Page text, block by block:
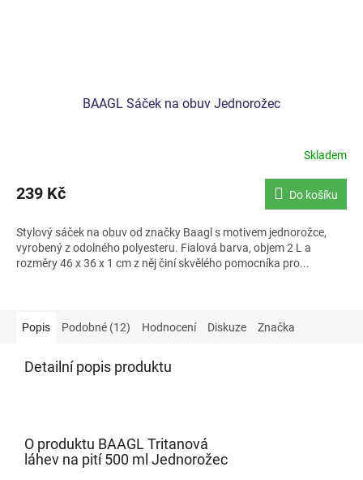
BAAGL Sáček na obuv Jednorožec
Skladem
239 Kč Do košíku
Stylový sáček na obuv od značky Baagl s motivem jednorožce,
vyrobený z odolného polyesteru. Fialová barva, objem 2 L a
rozměry 46 x 36 x 1 cm z něj činí skvělého pomocníka pro...
Popis Podobné (12) Hodnocení Diskuze Značka
Detailní popis produktu
O produktu BAAGL Tritanová
láhev na pití 500 ml Jednorožec